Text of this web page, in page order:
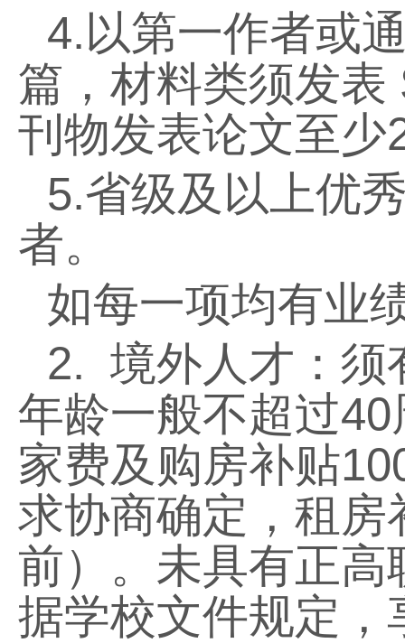
4.以第一作者或
篇，材料类须发表
刊物发表论文至少
5.省级及以上优
者。
如每一项均有业
2. 境外人才：须
年龄一般不超过40
家费及购房补贴
求协商确定，租房
前）。未具有正
据学校文件规定